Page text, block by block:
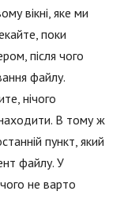
вікні, яке ми
поки
після чого
файлу.
нічого
В тому ж
пункт, який
файлу. У
не варто